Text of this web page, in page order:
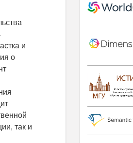
и
о
так и